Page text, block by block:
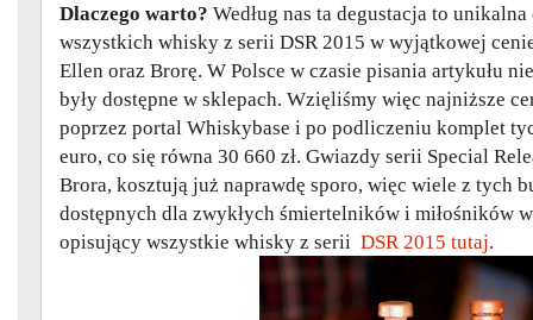
Dlaczego warto? Według nas ta degustacja to
wszystkich whisky z serii DSR 2015 w wyjątkowej
Ellen oraz Brorę. W Polsce w czasie pisania artykułu
były dostępne w sklepach. Wzięliśmy więc najniższe
poprzez portal Whiskybase i po podliczeniu komplet
euro, co się równa 30 660 zł. Gwiazdy serii Special
Brora, kosztują już naprawdę sporo, więc wiele z tych
dostępnych dla zwykłych śmiertelników i miłośników
opisujący wszystkie whisky z serii DSR 2015 tutaj.